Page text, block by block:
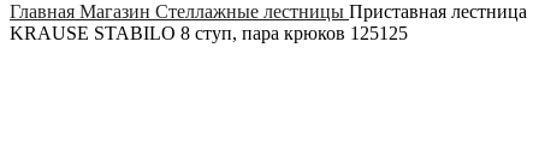
Главная Магазин Стеллажные лестницы Приставная лестница
KRAUSE STABILO 8 ступ, пара крюков 125125